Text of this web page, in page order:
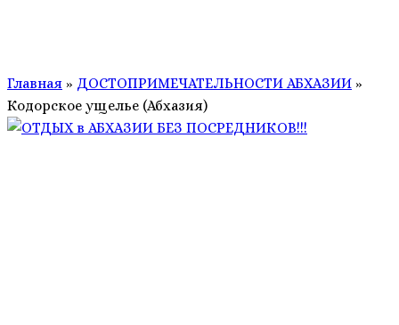
Главная » ДОСТОПРИМЕЧАТЕЛЬНОСТИ АБХАЗИИ »
Кодорское ущелье (Абхазия)